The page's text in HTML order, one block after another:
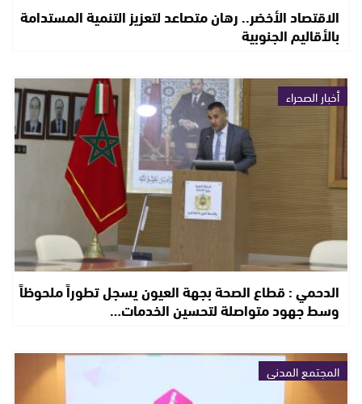
الاقتصاد الأخضر.. رهان متصاعد لتعزيز التنمية المستدامة
بالأقاليم الجنوبية
أخبار الصحراء
الدحمي : قطاع الصحة بجهة العيون يسجل تطوراً ملحوظاً
وسط جهود متواصلة لتحسين الخدمات…
المجتمع المدني